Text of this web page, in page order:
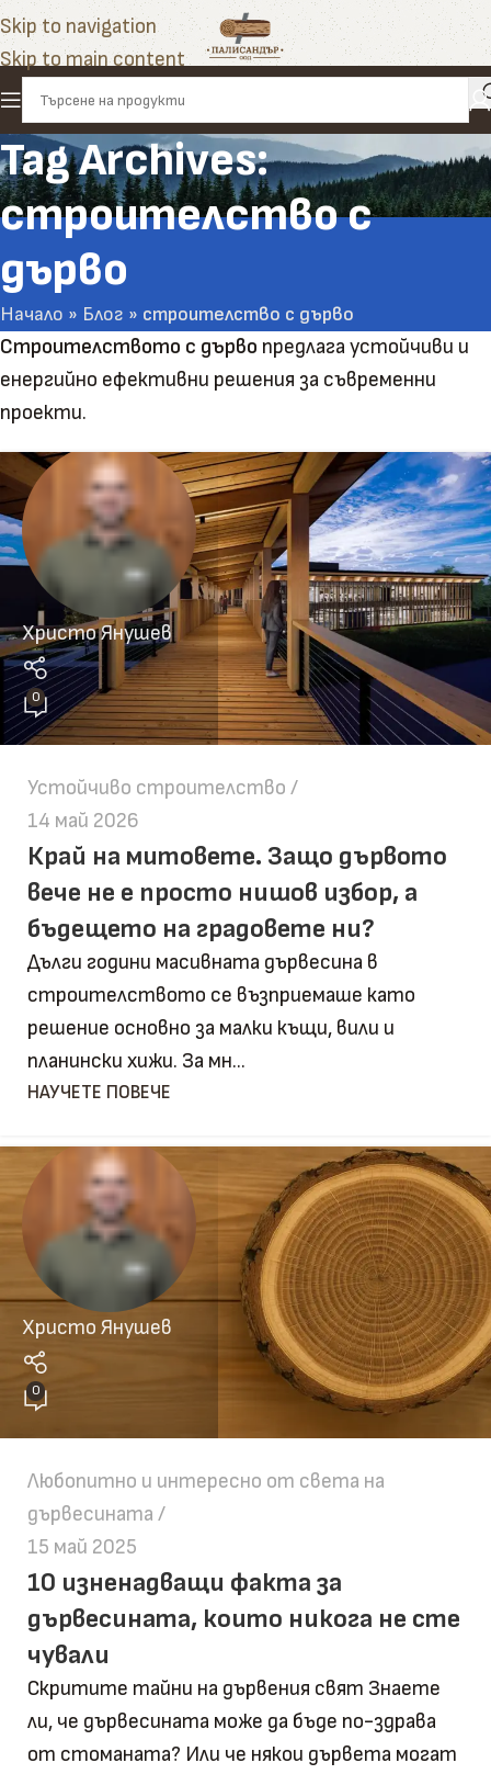
Skip to navigation
Skip to main content
Tag Archives:
строителство с
дърво
Начало » Блог » строителство с дърво
Строителството с дърво предлага устойчиви и
енергийно ефективни решения за съвременни
проекти.
Христо Янушев
0
Устойчиво строителство
14 май 2026
Край на митовете. Защо дървото
вече не е просто нишов избор, а
бъдещето на градовете ни?
Дълги години масивната дървесина в
строителството се възприемаше като
решение основно за малки къщи, вили и
планински хижи. За мн...
НАУЧЕТЕ ПОВЕЧЕ
Христо Янушев
0
Любопитно и интересно от света на
дървесината
15 май 2025
10 изненадващи факта за
дървесината, които никога не сте
чували
Скритите тайни на дървения свят Знаете
ли, че дървесината може да бъде по-здрава
от стоманата? Или че някои дървета могат